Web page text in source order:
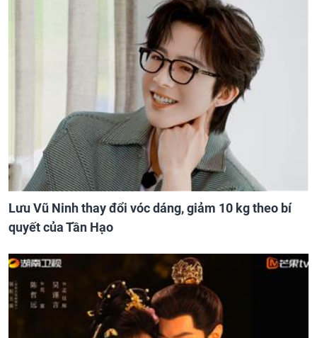
Lưu Vũ Ninh thay đổi vóc dáng, giảm 10 kg theo bí
quyết của Tần Hạo